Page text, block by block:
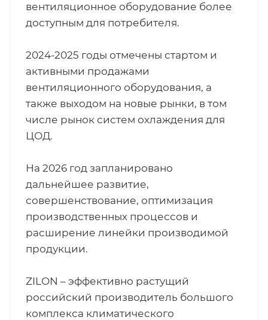
вентиляционное оборудование более
доступным для потребителя.
2024-2025 годы отмечены стартом и
активными продажами
вентиляционного оборудования, а
также выходом на новые рынки, в том
числе рынок систем охлаждения для
ЦОД.
На 2026 год запланировано
дальнейшее развитие,
совершенствование, оптимизация
производственных процессов и
расширение линейки производимой
продукции.
ZILON – эффективно растущий
российский производитель большого
комплекса климатического